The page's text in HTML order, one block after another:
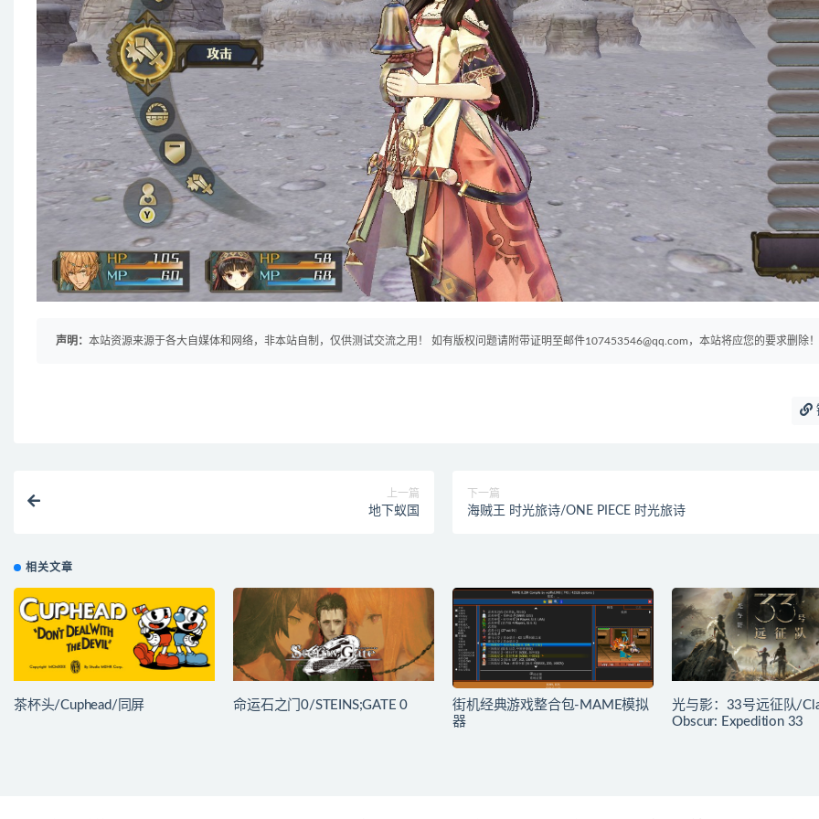
声明： 本站资源来源于各大自媒体和网络，非本站自制，仅供测试交流之用！ 如有版权问题请附带证明至邮件107453546@qq.com，本站将应您的要求删除！
上一篇
地下蚁国
下一篇
海贼王 时光旅诗/ONE PIECE 时光旅诗
相关文章
茶杯头/Cuphead/同屏 命运石之门0/STEINS;GATE 0
街机经典游戏整合包-MAME模拟
器
光与影：33号远征队/
Obscur: Expedition 33